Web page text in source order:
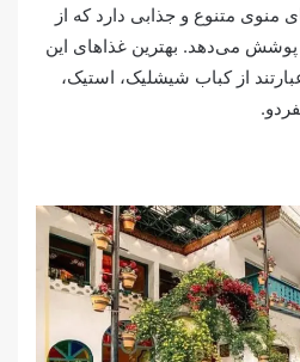
متنوع و جذابی دارد که از
پوشش می‌دهد. بهترین غذاهای این
از کباب شیشلیک، استیک،